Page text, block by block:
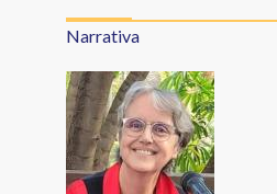
Narrativa